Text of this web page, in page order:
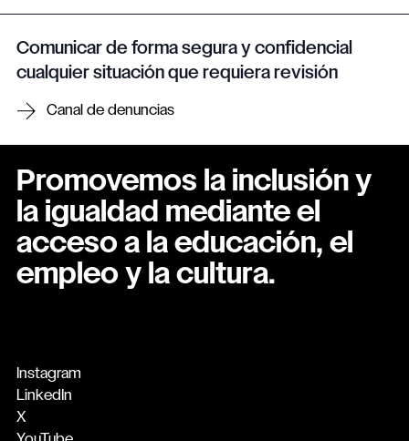
Comunicar de forma segura y confidencial
cualquier situación que requiera revisión
Canal de denuncias
Promovemos la inclusión y
la igualdad mediante el
acceso a la educación, el
empleo y la cultura.
Instagram
LinkedIn
X